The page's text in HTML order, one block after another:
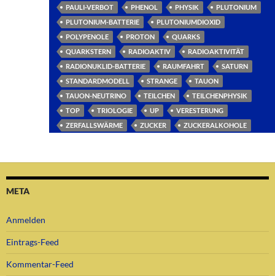
PAULI-VERBOT
PHENOL PHYSIK
PLUTONIUM
PLUTONIUM-BATTERIE
PLUTONIUMDIOXID
POLYPENOLE
PROTON
QUARKS
QUARKSTERN
RADIOAKTIV
RADIOAKTIVITÄT
RADIONUKLID-BATTERIE
RAUMFAHRT
SATURN
STANDARDMODELL
STRANGE
TAUON
TAUON-NEUTRINO
TEILCHEN
TEILCHENPHYSIK
TOP
TRIOLOGIE UP
VERESTERUNG
ZERFALLSWÄRME
ZUCKER ZUCKERALKOHOLE
META
Anmelden
Eintrags-Feed
Kommentar-Feed